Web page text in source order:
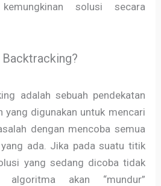
solusi secara
adalah sebuah pendekatan
yang digunakan untuk mencari
dengan mencoba semua
ada. Jika pada suatu titik
yang sedang dicoba tidak
algoritma akan “mundur”